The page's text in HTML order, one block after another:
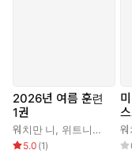
2026년 여름 훈련
1권
워치만 니, 위트니스 리
5.0 (1)
워